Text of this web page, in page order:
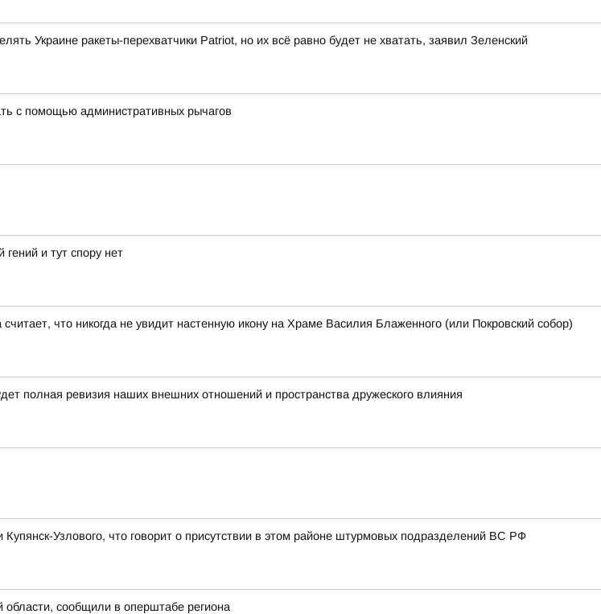
Украине ракеты-перехватчики Patriot, но их всё равно будет не хватать, заявил Зеленский
с помощью административных рычагов
и тут спору нет
что никогда не увидит настенную икону на Храме Василия Блаженного (или Покровский собор)
полная ревизия наших внешних отношений и пространства дружеского влияния
Узлового, что говорит о присутствии в этом районе штурмовых подразделений ВС РФ
сообщили в оперштабе региона